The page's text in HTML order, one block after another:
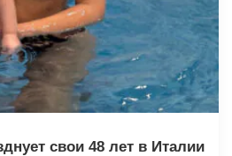
свои 48 лет в Италии